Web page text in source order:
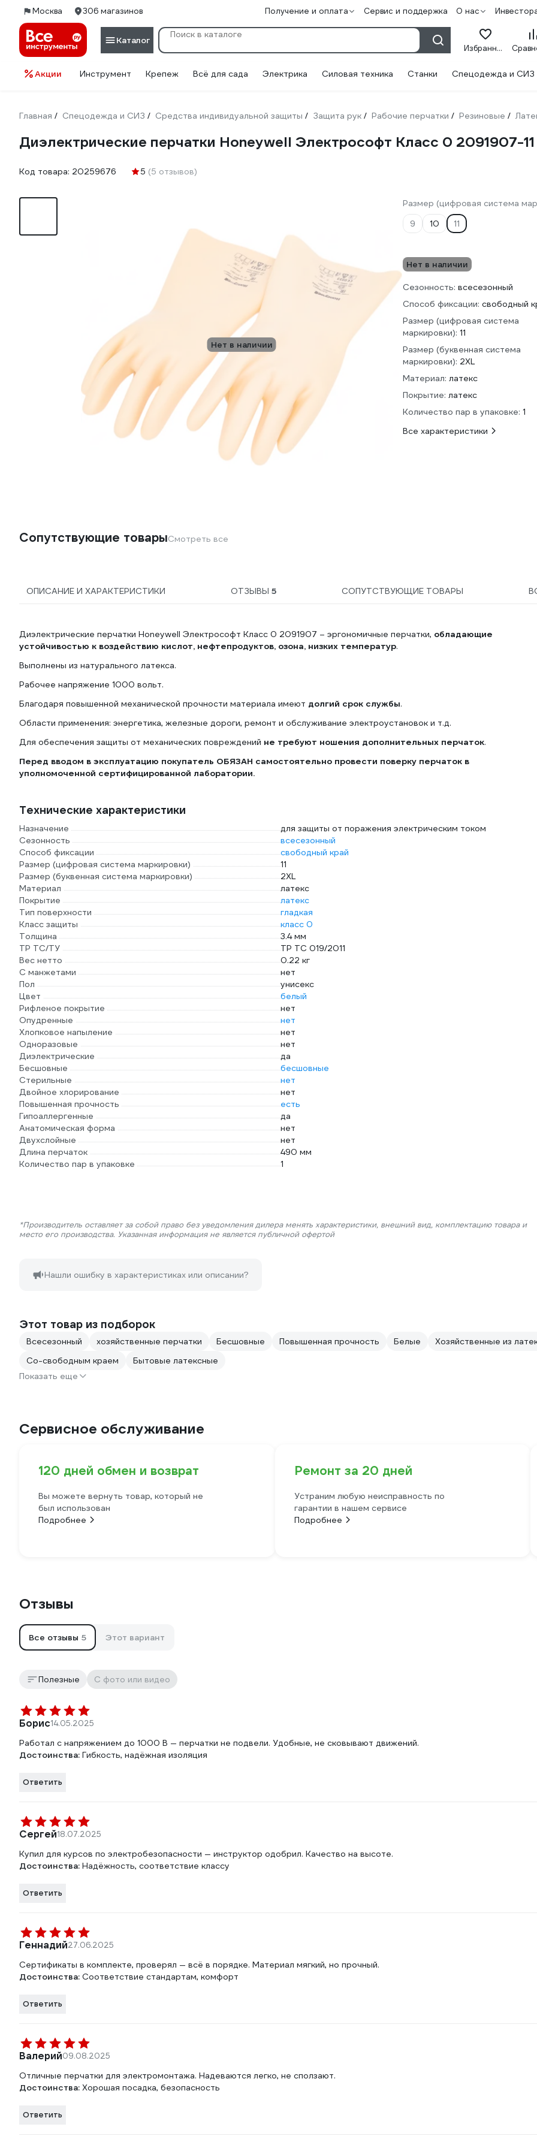
Москва 306 магазинов Получение и оплата Сервис и поддержка О нас
Каталог
Избранное
Акции Инструмент Крепеж Всё для сада Электрика Силовая техника Станки Спецодежда и СИЗ
Главная / Спецодежда и СИЗ / Средства индивидуальной защиты / Защита рук / Рабочие перчатки / Резиновые /
Диэлектрические перчатки Honeywell Электрософт Класс 0 2091907-11
Код товара: 20259676 5 (5 отзывов)
Нет в наличии
Размер (цифровая система
9
10 11
Нет в наличии
Сезонность: всесезонный
Способ фиксации: свободный
Размер (цифровая система
маркировки): 11
Размер (буквенная система
маркировки): 2XL
Материал: латекс
Покрытие: латекс
Количество пар в упаковке: 1
Все характеристики
Сопутствующие товарыСмотреть все
ОПИСАНИЕ И ХАРАКТЕРИСТИКИ ОТЗЫВЫ 5 СОПУТСТВУЮЩИЕ ТОВАРЫ
Диэлектрические перчатки Honeywell Электрософт Класс 0 2091907 – эргономичные перчатки, обладающие
устойчивостью к воздействию кислот, нефтепродуктов, озона, низких температур.
Выполнены из натурального латекса.
Рабочее напряжение 1000 вольт.
Благодаря повышенной механической прочности материала имеют долгий срок службы.
Области применения: энергетика, железные дороги, ремонт и обслуживание электроустановок и т.д.
Для обеспечения защиты от механических повреждений не требуют ношения дополнительных перчаток.
Перед вводом в эксплуатацию покупатель ОБЯЗАН самостоятельно провести поверку перчаток в
уполномоченной сертифицированной лаборатории.
Технические характеристики
Назначение
для защиты от поражения электрическим током
Сезонность
всесезонный
Способ фиксации
свободный край
Размер (цифровая система маркировки)
11
Размер (буквенная система маркировки)
2XL
Материал
латекс
Покрытие
латекс
Тип поверхности
гладкая
Класс защиты
класс 0
Толщина
3.4 мм
ТР ТС/ТУ
ТР ТС 019/2011
Вес нетто
0.22 кг
С манжетами
нет
Пол
унисекс
Цвет
белый
Рифленое покрытие
нет
Опудренные
нет
Хлопковое напыление
нет
Одноразовые
нет
Диэлектрические
да
Бесшовные
бесшовные
Стерильные
нет
Двойное хлорирование
нет
Повышенная прочность
есть
Гипоаллергенные
да
Анатомическая форма
нет
Двухслойные
нет
Длина перчаток
490 мм
Количество пар в упаковке
1
*Производитель оставляет за собой право без уведомления дилера менять характеристики, внешний вид, комплектацию товара и
место его производства. Указанная информация не является публичной офертой
Нашли ошибку в характеристиках или описании?
Этот товар из подборок
Всесезонный хозяйственные перчатки Бесшовные Повышенная прочность Белые Хозяйственные из
Со-свободным краем
Бытовые латексные
Показать еще
Сервисное обслуживание
120 дней обмен и возврат
Вы можете вернуть товар, который не
был использован
Подробнее
Ремонт за 20 дней
Устраним любую неисправность по
гарантии в нашем сервисе
Подробнее
Отзывы
Все отзывы 5 Этот вариант
Полезные С фото или видео
Борис14.05.2025
Работал с напряжением до 1000 В — перчатки не подвели. Удобные, не сковывают движений.
Достоинства: Гибкость, надёжная изоляция
Ответить
Сергей18.07.2025
Купил для курсов по электробезопасности — инструктор одобрил. Качество на высоте.
Достоинства: Надёжность, соответствие классу
Ответить
Геннадий27.06.2025
Сертификаты в комплекте, проверял — всё в порядке. Материал мягкий, но прочный.
Достоинства: Соответствие стандартам, комфорт
Ответить
Валерий09.08.2025
Отличные перчатки для электромонтажа. Надеваются легко, не сползают.
Достоинства: Хорошая посадка, безопасность
Ответить